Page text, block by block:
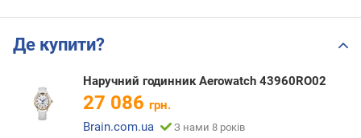
Де купити?
Наручний годинник Aerowatch 43960RO02
27 086 грн.
Brain.com.ua
З нами 8 років